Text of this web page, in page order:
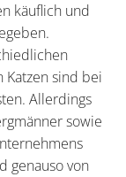
käuflich und
sind bei
Allerdings
sowie
genauso von